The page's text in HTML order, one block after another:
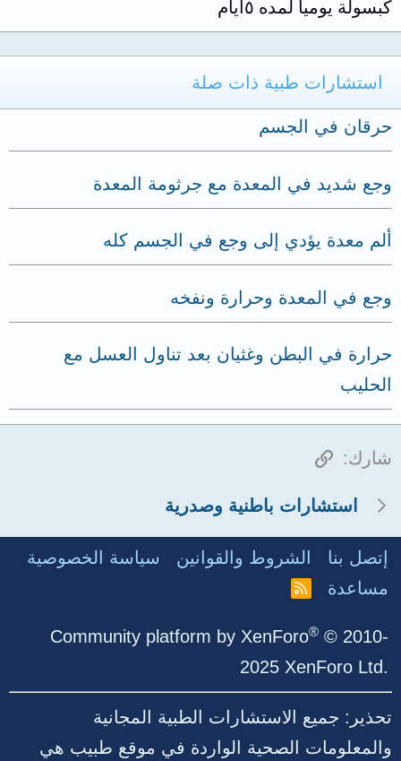
كبسولة يوميا لمده ٥ايام
استشارات طبية ذات صلة
حرقان في الجسم
وجع شديد في المعدة مع جرثومة المعدة
ألم معدة يؤدي إلى وجع في الجسم كله
وجع في المعدة وحرارة ونفخه
حرارة في البطن وغثيان بعد تناول العسل مع
الحليب
شارك: الرابط
استشارات باطنية وصدرية
إتصل بنا الشروط والقوانين
سياسة الخصوصية
مساعدة
R
Community platform by XenForo® © 2010-
2025 XenForo Ltd.
تحذير: جميع الاستشارات الطبية المجانية
والمعلومات الصحية الواردة في موقع طبيب هي